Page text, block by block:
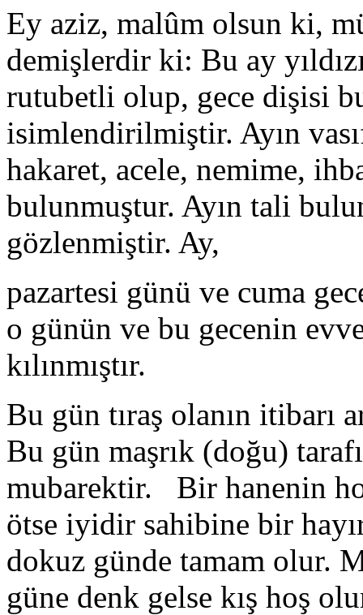
Ey aziz, malûm olsun ki,
demişlerdir ki: Bu ay
rutubetli olup, gece dişisi
isimlendirilmiştir. Ayın
hakaret, acele, nemime,
bulunmuştur. Ayın tali
gözlenmiştir. Ay,
pazartesi günü ve cuma
o günün ve bu gecenin
kılınmıştır.
Bu gün tıraş olanın itibarı
Bu gün maşrık (doğu)
mubarektir. Bir hanenin
ötse iyidir sahibine bir
dokuz günde tamam olur.
güne denk gelse kış hoş